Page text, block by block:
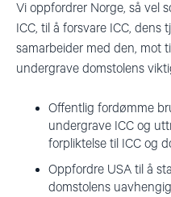
Vi oppfordrer Norge, så vel
ICC, til å forsvare ICC, dens
samarbeider med den, mot
undergrave domstolens
Offentlig fordømme
undergrave ICC og
forpliktelse til ICC og
Oppfordre USA til å
domstolens